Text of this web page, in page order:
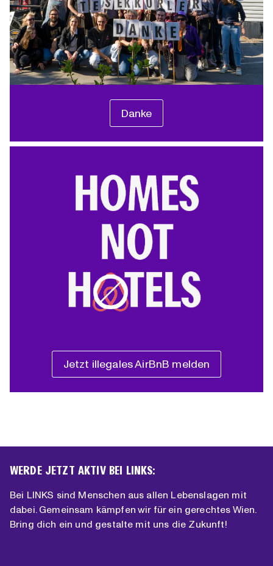
Danke
Jetzt illegales AirBnB melden
WERDE JETZT AKTIV BEI LINKS:
Bei LINKS sind Menschen aus allen Lebenslagen mit
dabei. Gemeinsam kämpfen wir für ein gerechtes Wien.
Bring dich ein und gestalte mit uns die Zukunft!